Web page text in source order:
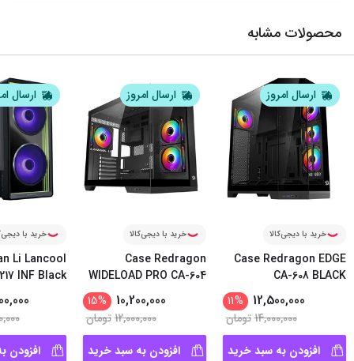
محصولات مشابه
ارسال امروز
خرید با دیجی‌کالا
Case Redragon EDGE
CA-608 BLACK
12,500,000
%
11
14,000,000تومان
افزودن به سبد خرید
ارسال امروز
خرید با دیجی‌کالا
Case Redragon
WIDELOAD PRO CA-604
10,200,000
%
15
12,000,000تومان
افزودن به سبد خرید
ارسال
خرید با
Li Lancool
INF Black
افزودن